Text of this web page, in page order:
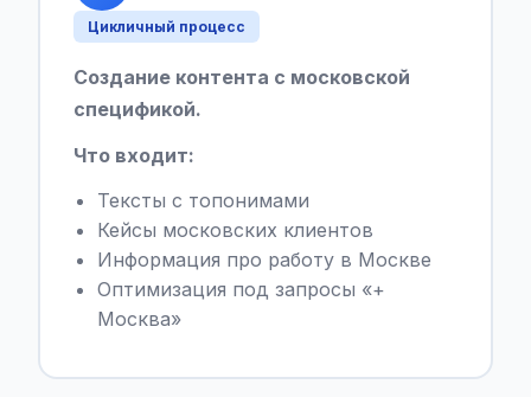
Цикличный процесс
Создание контента с московской
спецификой.
Что входит:
Тексты с топонимами
Кейсы московских клиентов
Информация про работу в Москве
Оптимизация под запросы «+
Москва»